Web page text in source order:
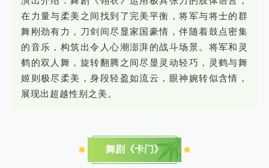
在力量与柔美之间找到了完美平衡，将军与将士的群
舞刚劲有力，刀剑间尽显家国豪情，伴随着鼓点密集
的音乐，构筑出令人心潮澎湃的战斗场景。将军和灵
鹤的双人舞，旋转翻腾之间尽显灵动轻巧，灵鹤与舞
姬则极尽柔美，身段轻盈如流云，眼神婉转似含情，
展现出超越性别之美。
舞剧《卡门》